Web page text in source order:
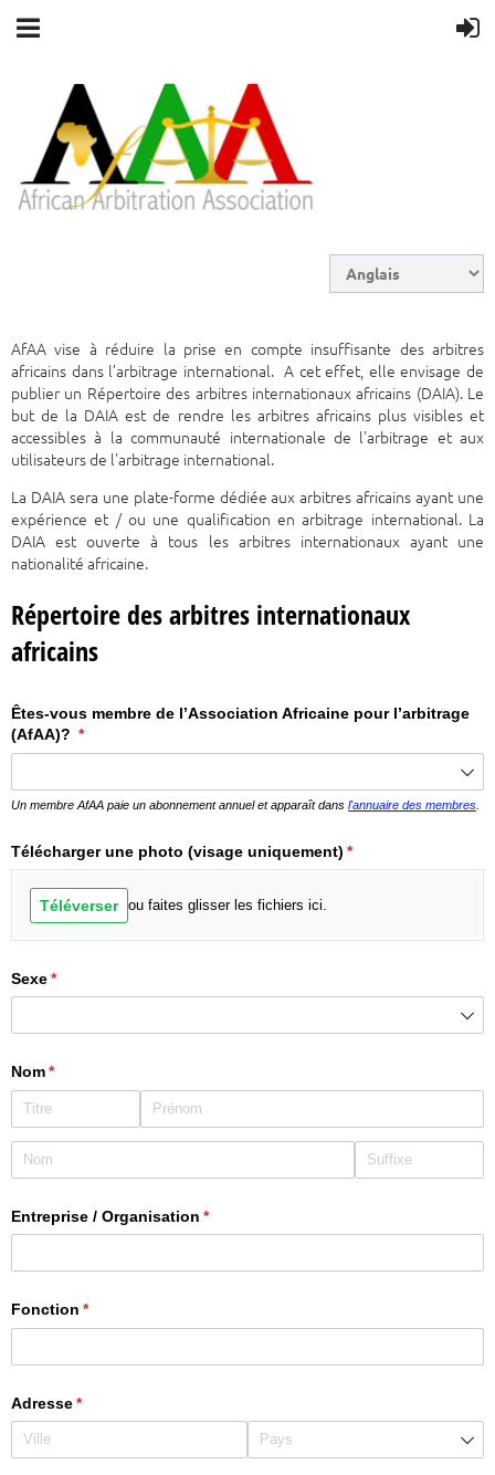
AfAA vise à réduire la prise en compte insuffisante des arbitres
africains dans l’arbitrage international. A cet effet, elle envisage de
publier un Répertoire des arbitres internationaux africains (DAIA). Le
but de la DAIA est de rendre les arbitres africains plus visibles et
accessibles à la communauté internationale de l'arbitrage et aux
utilisateurs de l'arbitrage international.
La DAIA sera une plate-forme dédiée aux arbitres africains ayant une
expérience et / ou une qualification en arbitrage international. La
DAIA est ouverte à tous les arbitres internationaux ayant une
nationalité africaine.